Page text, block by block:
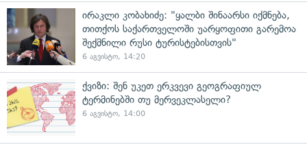
ირაკლი კობახიძე: "ყალბი შინაარსი იქმნება,
თითქოს საქართველოში უარყოფითი გარემოა
შექმნილი რუსი ტურისტებისთვის"
6 აგვისტო, 14:20
ქვიზი: შენ უკეთ ერკვევი გეოგრაფიულ
ტერმინებში თუ მერვეკლასელი?
6 აგვისტო, 14:00